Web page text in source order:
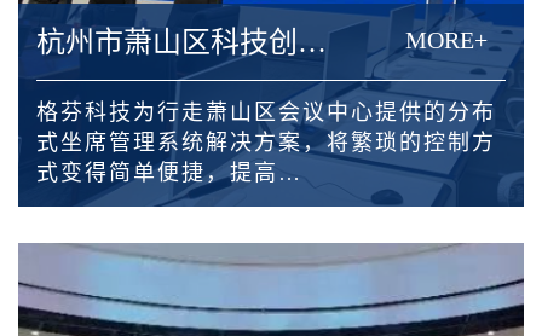
杭州市萧山区科技创新创业服务中心 MORE+
格芬科技为行走萧山区会议中心提供的分布
式坐席管理系统解决方案，将繁琐的控制方
式变得简单便捷，提高…